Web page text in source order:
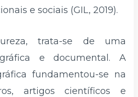
e sociais (GIL, 2019).
trata-se de uma
e documental. A
fundamentou-se na
artigos científicos e